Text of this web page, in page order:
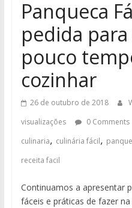
Panqueca
pedida
pouco
cozinhar
26 de outubro de 2018
visualizações
0 Comments
culinaria, culinária fácil,
receita facil
Continuamos a apresentar
fáceis e práticas de fazer